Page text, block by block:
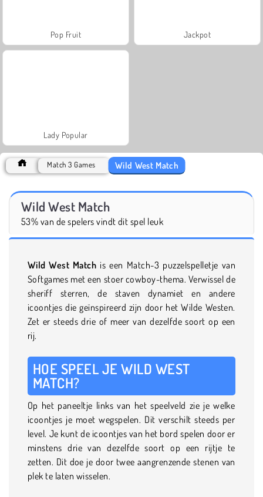
Pop Fruit Jackpot
Lady Popular
Match 3 Games Wild West Match
Wild West Match
53% van de spelers vindt dit spel leuk
Wild West Match is een Match-3 puzzelspelletje van
Softgames met een stoer cowboy-thema. Verwissel de
sheriff sterren, de staven dynamiet en andere
icoontjes die geïnspireerd zijn door het Wilde Westen.
Zet er steeds drie of meer van dezelfde soort op een
rij.
HOE SPEEL JE WILD WEST
MATCH?
Op het paneeltje links van het speelveld zie je welke
icoontjes je moet wegspelen. Dit verschilt steeds per
level. Je kunt de icoontjes van het bord spelen door er
minstens drie van dezelfde soort op een rijtje te
zetten. Dit doe je door twee aangrenzende stenen van
plek te laten wisselen.